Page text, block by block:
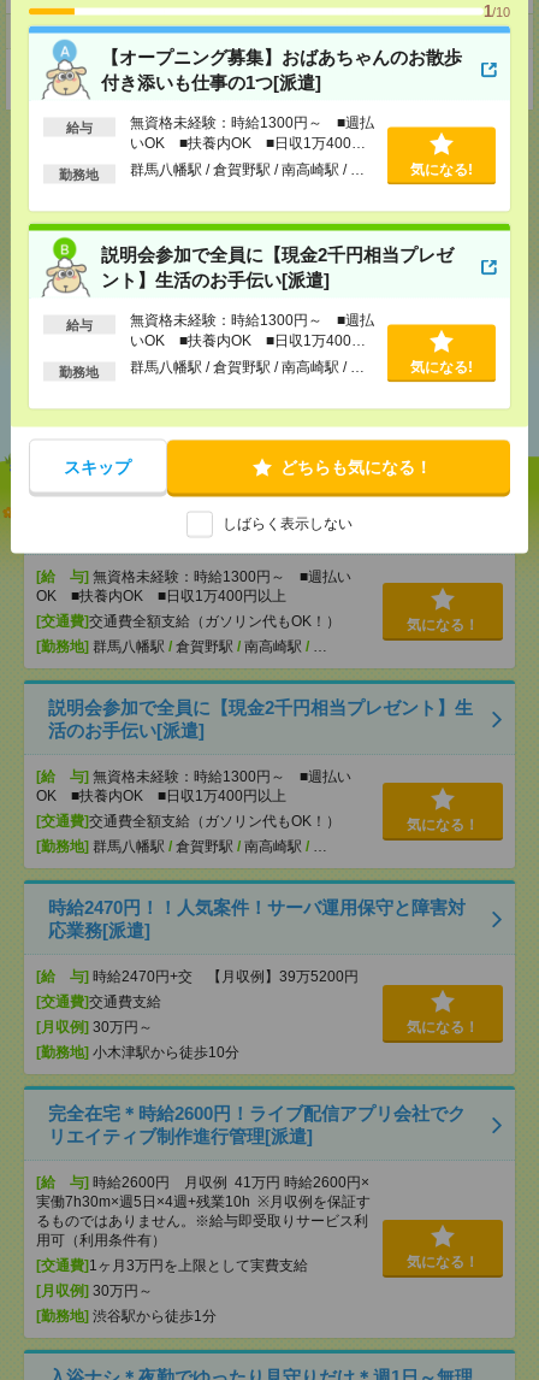
1/10
【オープニング募集】おばあちゃんのお散歩
付き添いも仕事の1つ[派遣]
給与
無資格未経験：時給1300円～ ■週払
いOK ■扶養内OK ■日収1万400円
以上
勤務地 群馬八幡駅 / 倉賀野駅 / 南高崎駅 / … 気になる!
説明会参加で全員に【現金2千円相当プレゼ
ント】生活のお手伝い[派遣]
給与
無資格未経験：時給1300円～ ■週払
いOK ■扶養内OK ■日収1万400円
以上
勤務地 群馬八幡駅 / 倉賀野駅 / 南高崎駅 / … 気になる!
スキップ どちらも気になる！
しばらく表示しない
事業所
東京都新宿区西新宿1-26-2新宿野村ビル 23F
応募ページへ
気になる！
あなたの閲覧履歴からの
【オープニング募集】おばあちゃんのお散歩付き添
いも仕事の1つ[派遣]
[給 与] 無資格未経験：時給1300円～ ■週払い
OK ■扶養内OK ■日収1万400円以上
[交通費]交通費全額支給（ガソリン代もOK！）
[勤務地] 群馬八幡駅 / 倉賀野駅 / 南高崎駅 / …
気になる！
説明会参加で全員に【現金2千円相当プレゼント】生
活のお手伝い[派遣]
[給 与] 無資格未経験：時給1300円～ ■週払い
OK ■扶養内OK ■日収1万400円以上
[交通費]交通費全額支給（ガソリン代もOK！）
[勤務地] 群馬八幡駅 / 倉賀野駅 / 南高崎駅 / …
気になる！
時給2470円！！人気案件！サーバ運用保守と障害対
応業務[派遣]
[給 与] 時給2470円+交 【月収例】39万5200円
[交通費]交通費支給
[月収例] 30万円～
[勤務地] 小木津駅から徒歩10分
気になる！
完全在宅＊時給2600円！ライブ配信アプリ会社でク
リエイティブ制作進行管理[派遣]
[給 与] 時給2600円 月収例 41万円 時給2600円×
実働7h30m×週5日×4週+残業10h ※月収例を保証す
るものではありません。※給与即受取りサービス利
用可（利用条件有）
[交通費]1ヶ月3万円を上限として実費支給
[月収例] 30万円～
[勤務地] 渋谷駅から徒歩1分
気になる！